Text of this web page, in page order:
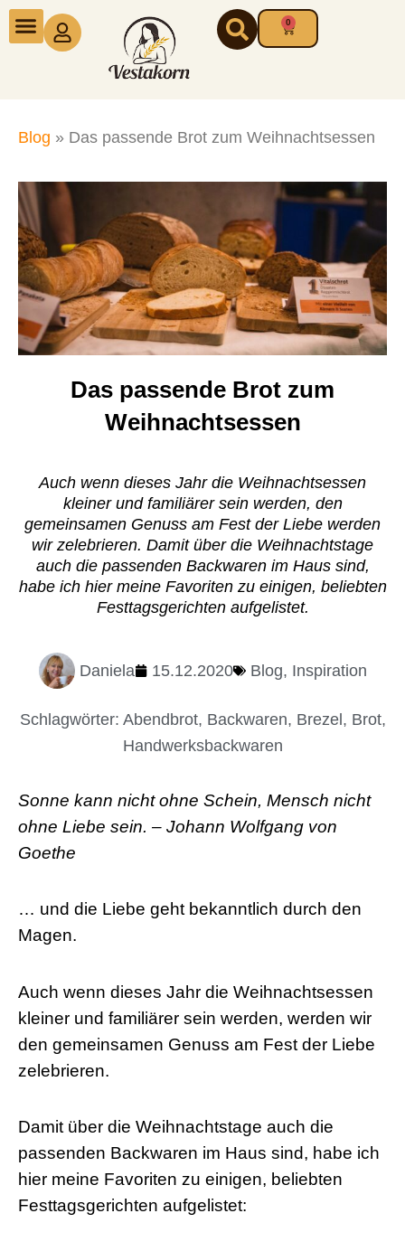
Zum
Inhalt
0
Warenkorb
Blog » Das passende Brot zum Weihnachtsessen
Das passende Brot zum
Weihnachtsessen
Auch wenn dieses Jahr die Weihnachtsessen
kleiner und familiärer sein werden, den
gemeinsamen Genuss am Fest der Liebe werden
wir zelebrieren. Damit über die Weihnachtstage
auch die passenden Backwaren im Haus sind,
habe ich hier meine Favoriten zu einigen, beliebten
Festtagsgerichten aufgelistet.
Daniela 15.12.2020 Blog, Inspiration
Schlagwörter: Abendbrot, Backwaren, Brezel , Brot,
Handwerksbackwaren
Sonne kann nicht ohne Schein, Mensch nicht
ohne Liebe sein. – Johann Wolfgang von
Goethe
… und die Liebe geht bekanntlich durch den
Magen.
Auch wenn dieses Jahr die Weihnachtsessen
kleiner und familiärer sein werden, werden wir
den gemeinsamen Genuss am Fest der Liebe
zelebrieren.
Damit über die Weihnachtstage auch die
passenden Backwaren im Haus sind, habe ich
hier meine Favoriten zu einigen, beliebten
Festtagsgerichten aufgelistet: